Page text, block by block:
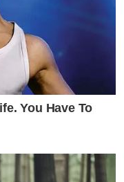
You Have To